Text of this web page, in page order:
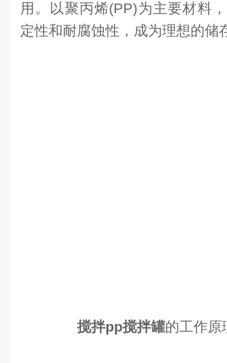
用。以聚丙烯(PP)为主要材料
定性和耐腐蚀性，成为理想的储
搅拌pp搅拌罐的工作原